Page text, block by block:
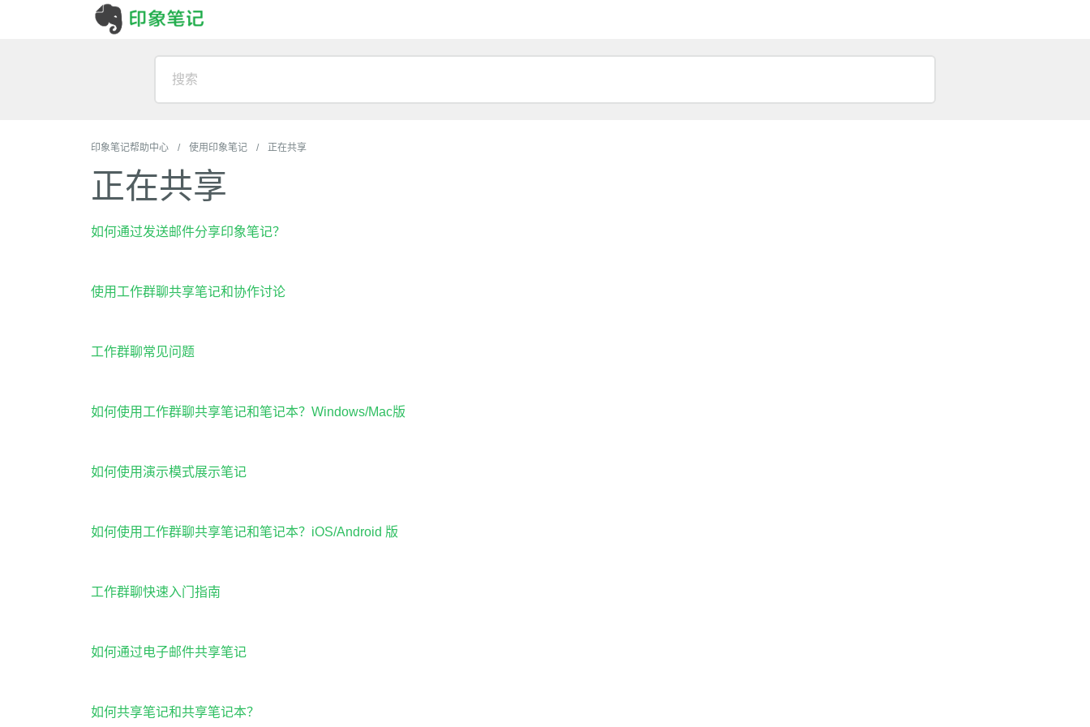
印象笔记帮助中心 使用印象笔记 正在共享
正在共享
如何通过发送邮件分享印象笔记？
使用工作群聊共享笔记和协作讨论
工作群聊常见问题
如何使用工作群聊共享笔记和笔记本？Windows/Mac版
如何使用演示模式展示笔记
如何使用工作群聊共享笔记和笔记本？iOS/Android 版
工作群聊快速入门指南
如何通过电子邮件共享笔记
如何共享笔记和共享笔记本？